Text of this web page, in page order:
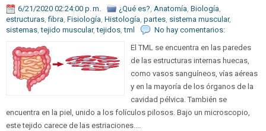
6/21/2020 02:24:00 p. m. ¿Qué es?, Anatomía, Biología,
estructuras,fibra, Fisiología, Histología, partes, sistema muscular,
sistemas,tejido muscular,tejidos,tml
No hay comentarios:
El TML se encuentra en las paredes
de las estructuras internas huecas,
como vasos sanguíneos, vías aéreas
y en la mayoría de los órganos de la
cavidad pélvica. También se
encuentra en la piel, unido a los folículos pilosos. Bajo un microscopio,
este tejido carece de las estriaciones....